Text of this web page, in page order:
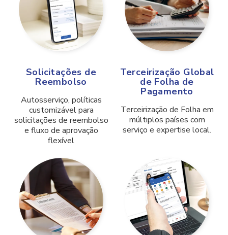
Solicitações de
Reembolso
Autosserviço, políticas
customizável para
solicitações de reembolso
e fluxo de aprovação
flexível
Terceirização Global
de Folha de
Pagamento
Terceirização de Folha em
múltiplos países com
serviço e expertise local.